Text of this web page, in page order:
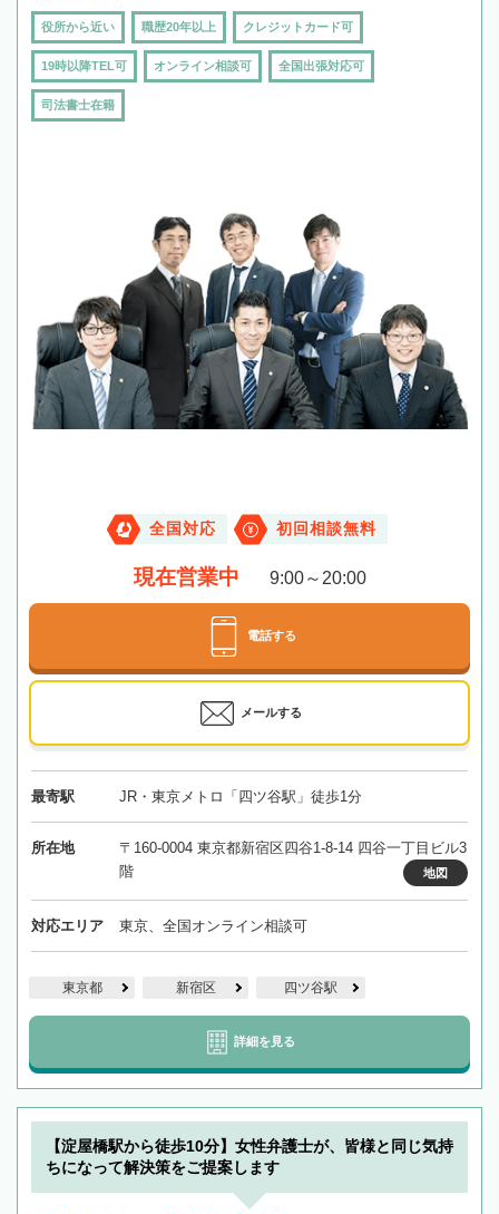
役所から近い 職歴20年以上 クレジットカード可
19時以降TEL可 オンライン相談可 全国出張対応可
司法書士在籍
全国対応 初回相談無料
現在営業中 9:00～20:00
電話する
メールする
最寄駅 JR・東京メトロ「四ツ谷駅」徒歩1分
所在地
〒160-0004 東京都新宿区四谷1-8-14 四谷一丁目ビル3
階
地図
対応エリア 東京、全国オンライン相談可
東京都 新宿区 四ツ谷駅
詳細を見る
【淀屋橋駅から徒歩10分】女性弁護士が、皆様と同じ気持
ちになって解決策をご提案します